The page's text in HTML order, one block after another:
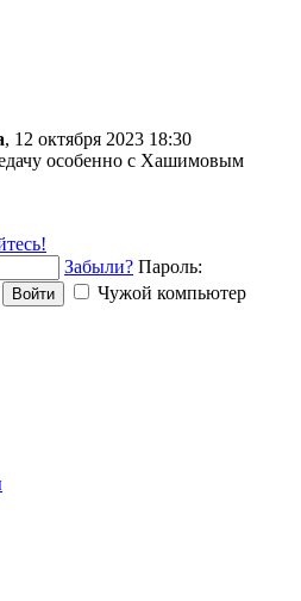
, 12 октября 2023 18:30
особенно с Хашимовым
Забыли? Пароль:
Войти
Чужой компьютер